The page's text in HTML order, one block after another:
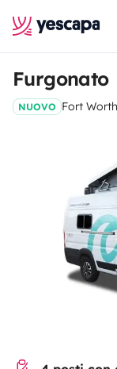
Furgonato
NUOVO Fort